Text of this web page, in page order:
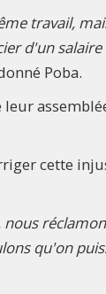
travail,
d'un
Poba.
cette
qu'on